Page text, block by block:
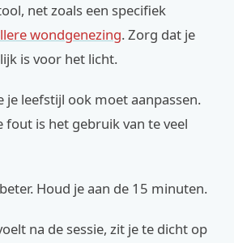
net zoals een specifiek
wondgenezing. Zorg dat je
is voor het licht.
je leefstijl ook moet aanpassen.
fout is het gebruik van te veel
Houd je aan de 15 minuten.
na de sessie, zit je te dicht op